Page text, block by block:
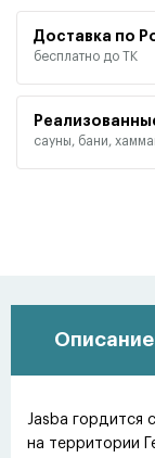
Доставка по
бесплатно до ТК
сауны, бани,
Описание
Jasba гордится
на территории